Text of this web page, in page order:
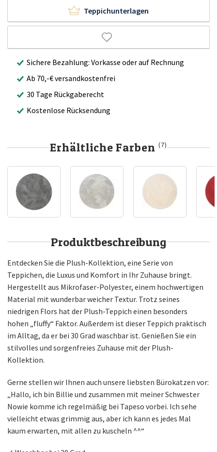
Teppichunterlagen
Sichere Bezahlung: Vorkasse oder auf Rechnung
Ab 70,-€ versandkostenfrei
30 Tage Rückgaberecht
Kostenlose Rücksendung
Erhältliche Farben(7)
Produktbeschreibung
Entdecken Sie die Plush-Kollektion, eine Serie von
Teppichen, die Luxus und Komfort in Ihr Zuhause bringt.
Hergestellt aus Mikrofaser-Polyester, einem hochwertigen
Material mit wunderbar weicher Textur. Trotz seines
niedrigen Flors hat der Plush-Teppich einen besonders
hohen „fluffy“ Faktor. Außerdem ist dieser Teppich praktisch
im Alltag, da er bei 30 Grad waschbar ist. Genießen Sie ein
stilvolles und sorgenfreies Zuhause mit der Plush-
Kollektion.
Gerne stellen wir Ihnen auch unsere liebsten Bürokatzen vor:
„Hallo, ich bin Billie und zusammen mit meiner Schwester
Nowie komme ich regelmäßig bei Tapeso vorbei. Ich sehe
vielleicht etwas grimmig aus, aber ich kann es jedes Mal
kaum erwarten, mit allen zu kuscheln ^^“